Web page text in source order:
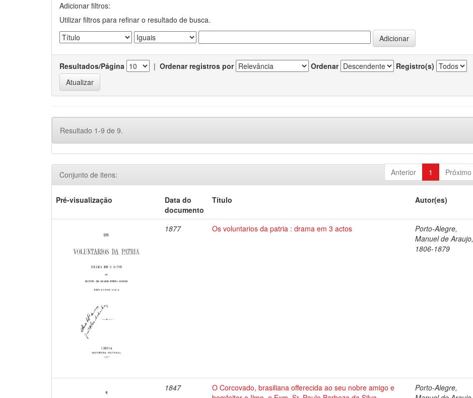
Adicionar filtros:
Utilizar filtros para refinar o resultado de busca.
Resultados/Página | Ordenar registros por Ordenar Registro(s)
Resultado 1-9 de 9.
Anterior 1 Próximo
Conjunto de itens:
Pré-visualização
Data do
documento
Título Autor(es)
1877 Os voluntarios da patria : drama em 3 actos
Porto-Alegre,
Manuel de Araujo,
1806-1879
1847
O Corcovado, brasiliana offerecida ao seu nobre amigo e
Porto-Alegre,